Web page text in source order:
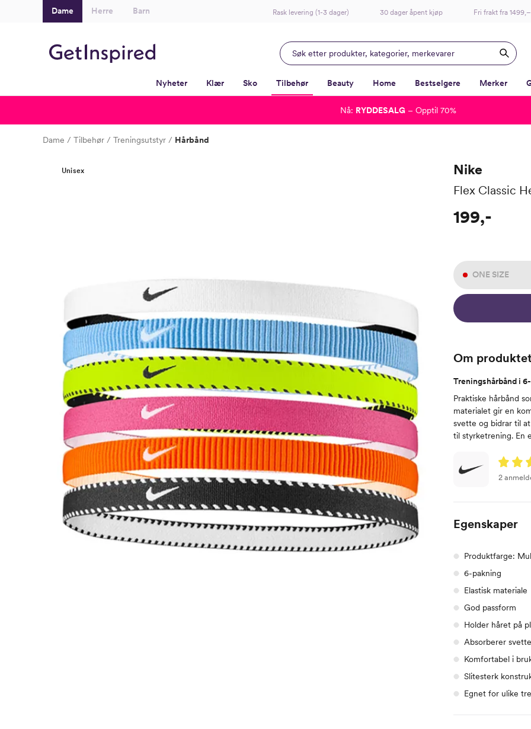
Dame Herre Barn Rask levering (1-3 dager) 30 dager åpent kjøp Fri frakt fra 1499,–
Nyheter Klær Sko Tilbehør Beauty Home Bestselgere Merker
Dame Tilbehør Treningsutstyr Hårbånd
Unisex Nike
Flex Classic
199,-
ONE SIZE
Om
Treningshårbånd i
Praktiske hårbånd
materialet gir en
svette og bidrar til
til styrketrening. En
2
Egenskaper
Produktfarge:
6-pakning
Elastisk materiale
God passform
Holder håret på
Absorberer
Komfortabel i
Slitesterk
Egnet for ulike
Nå: RYDDESALG – Opptil 70%
-
-
-
-